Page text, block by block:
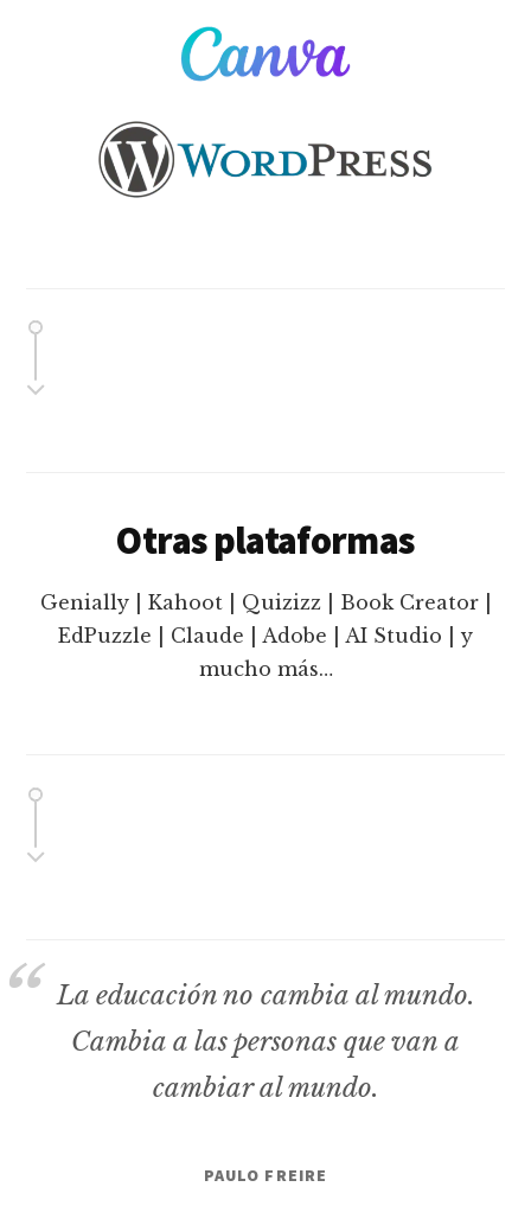
Otras plataformas
Genially | Kahoot | Quizizz | Book Creator |
EdPuzzle | Claude | Adobe | AI Studio | y
mucho más…
La educación no cambia al mundo.
Cambia a las personas que van a
cambiar al mundo.
PAULO FREIRE